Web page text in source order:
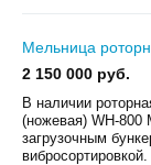
Мельница
2 150 000 руб.
В наличии
(ножевая) WH-
загрузочным